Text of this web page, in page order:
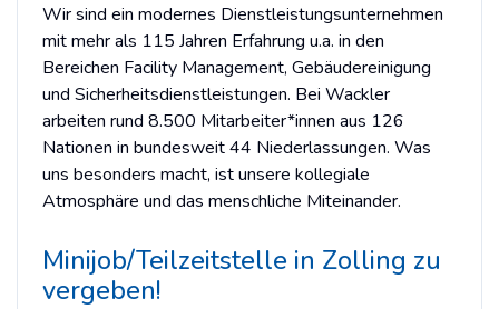
Wir sind ein modernes Dienstleistungsunternehmen
mit mehr als 115 Jahren Erfahrung u.a. in den
Bereichen Facility Management, Gebäudereinigung
und Sicherheitsdienstleistungen. Bei Wackler
arbeiten rund 8.500 Mitarbeiter*innen aus 126
Nationen in bundesweit 44 Niederlassungen. Was
uns besonders macht, ist unsere kollegiale
Atmosphäre und das menschliche Miteinander.
Minijob/Teilzeitstelle in Zolling zu
vergeben!